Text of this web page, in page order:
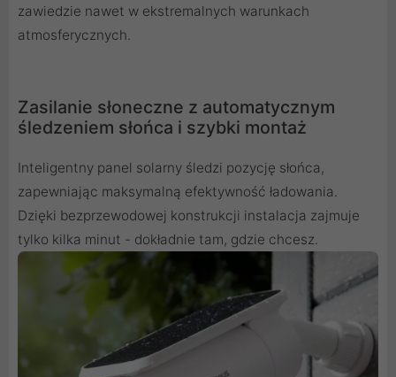
zawiedzie nawet w ekstremalnych warunkach
atmosferycznych.
Zasilanie słoneczne z automatycznym
śledzeniem słońca i szybki montaż
Inteligentny panel solarny śledzi pozycję słońca,
zapewniając maksymalną efektywność ładowania.
Dzięki bezprzewodowej konstrukcji instalacja zajmuje
tylko kilka minut - dokładnie tam, gdzie chcesz.